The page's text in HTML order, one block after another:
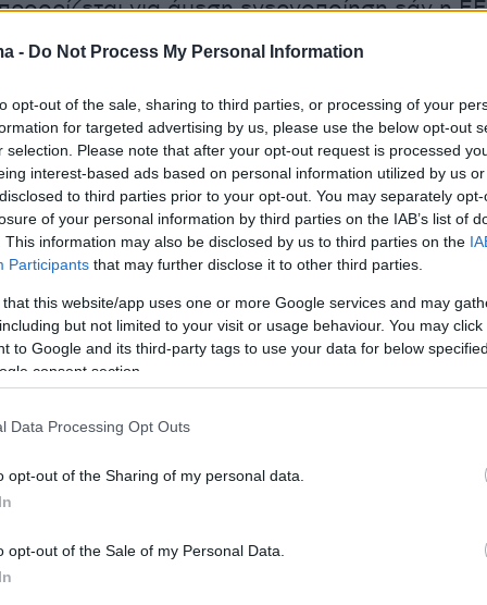
- Do Not Process My Personal Information
opt-out of the sale, sharing to third parties, or processing of your
for targeted advertising by us, please use the below opt-out
selection. Please note that after your opt-out request is processed
interest-based ads based on personal information utilized by us
to third parties prior to your opt-out. You may separately
of your personal information by third parties on the IAB’s list of
This information may also be disclosed by us to third parties on the
Participants that may further disclose it to other third parties.
that this website/app uses one or more Google services and may
but not limited to your visit or usage behaviour. You may
to Google and its third-party tags to use your data for below
consent section.
Data Processing Opt Outs
opt-out of the Sharing of my personal data.
opt-out of the Sale of my Personal Data.
για άμεση ενεργοποίηση εάν η ΕΕ
απαντήσει στις εντεινόμενες εμπορικές
ΗΠΑ. Αρχικά, ο κατάλογος περιλάμβανε
δισ. ευρώ, αλλά περιορίστηκε μετά από
με εταιρείες και κράτη-μέλη. Ηέγκρισήτης
συναίνεση των κυβερνήσεων.
απαντά στην επιβολή δασμώναπό
Πολιτειών, Ντόναλντ Τραμπ, οι
προϊόντα, καθώς και επιπλέον 25%
και εξαρτήματα. Αν και προσωρινά μειώθηκε
δοθεί χώρος στις διαπραγματεύσεις, η
ο Τραμπ δήλωσε πως σχεδιάζει
αντιπρόεδρος της Επιτροπής και αρμόδιος
Σέφτσοβιτς, χαρακτήρισε «ουσιαστικά